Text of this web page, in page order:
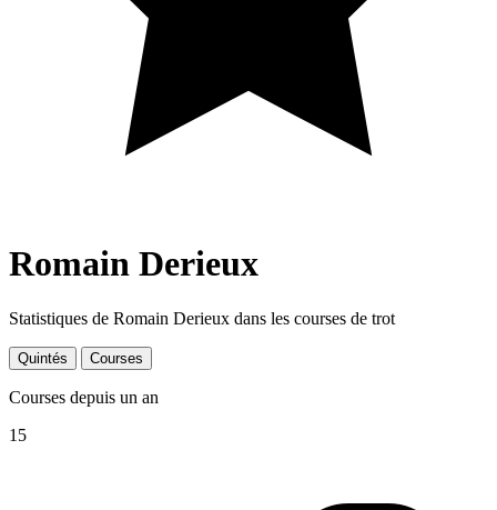
Romain Derieux
Statistiques de Romain Derieux dans les courses de trot
Quintés Courses
Courses depuis un an
15